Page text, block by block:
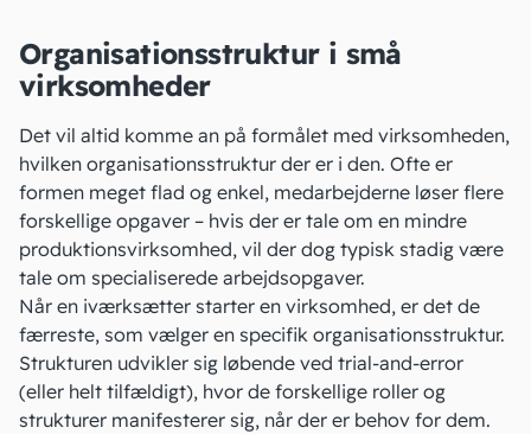
Organisationsstruktur i små
virksomheder
Det vil altid komme an på formålet med virksomheden,
hvilken organisationsstruktur der er i den. Ofte er
formen meget flad og enkel, medarbejderne løser flere
forskellige opgaver – hvis der er tale om en mindre
produktionsvirksomhed, vil der dog typisk stadig være
tale om specialiserede arbejdsopgaver.
Når en iværksætter starter en virksomhed, er det de
færreste, som vælger en specifik organisationsstruktur.
Strukturen udvikler sig løbende ved trial-and-error
(eller helt tilfældigt), hvor de forskellige roller og
strukturer manifesterer sig, når der er behov for dem.